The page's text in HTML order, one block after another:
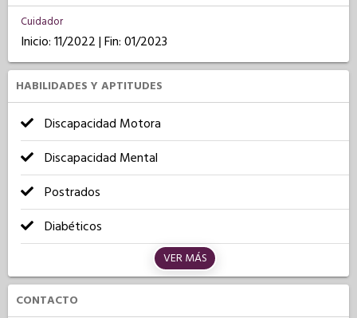
Cuidador
Inicio: 11/2022 | Fin: 01/2023
HABILIDADES Y APTITUDES
Discapacidad Motora
Discapacidad Mental
Postrados
Diabéticos
VER MÁS
CONTACTO